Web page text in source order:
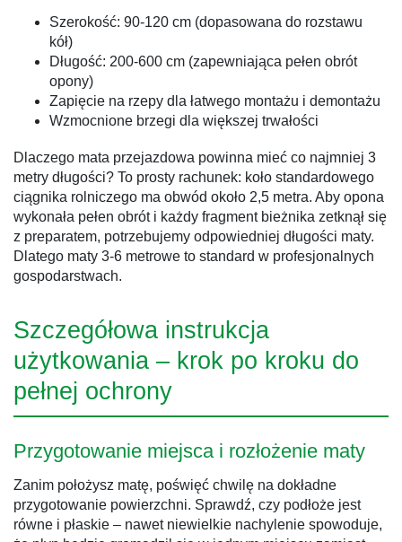
Szerokość: 90-120 cm (dopasowana do rozstawu
kół)
Długość: 200-600 cm (zapewniająca pełen obrót
opony)
Zapięcie na rzepy dla łatwego montażu i demontażu
Wzmocnione brzegi dla większej trwałości
Dlaczego mata przejazdowa powinna mieć co najmniej 3
metry długości? To prosty rachunek: koło standardowego
ciągnika rolniczego ma obwód około 2,5 metra. Aby opona
wykonała pełen obrót i każdy fragment bieżnika zetknął się
z preparatem, potrzebujemy odpowiedniej długości maty.
Dlatego maty 3-6 metrowe to standard w profesjonalnych
gospodarstwach.
Szczegółowa instrukcja
użytkowania – krok po kroku do
pełnej ochrony
Przygotowanie miejsca i rozłożenie maty
Zanim położysz matę, poświęć chwilę na dokładne
przygotowanie powierzchni. Sprawdź, czy podłoże jest
równe i płaskie – nawet niewielkie nachylenie spowoduje,